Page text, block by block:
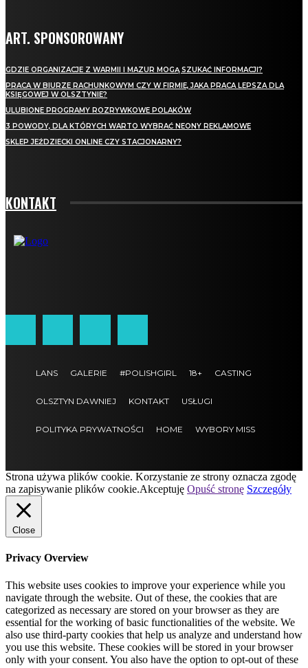
ART. SPONSOROWANY
GDZIE ORGANIZACJE Z WARMII I MAZUR MOGĄ SZUKAĆ INFORMACJI?
PRACA W BIURZE RACHUNKOWYM CZY W FIRMIE, JAKA PRACA LEPSZA DLA
KSIĘGOWEJ W OLSZTYNIE?
ULUBIONE PROGRAMY ROZRYWKOWE POLAKÓW
3 POWODY, DLA KTÓRYCH WARTO WYBRAĆ NEONY REKLAMOWE
SKLEP JEŹDZIECKI ONLINE CZY STACJONARNY?
KONTAKT
LANS GALERIE #POLISHGIRL 18+ CASTING
OLSZTYN DAWNIEJ KONTAKT USŁUGI
POLITYKA PRYWATNOŚCI HOME WYBORY MISS
Strona używa plików cookie. Korzystanie ze strony oznacza zgodę
na zapisywanie plików cookie.Akceptuję Opuść stronę Szczegóły
Close
Privacy Overview
This website uses cookies to improve your experience while you
navigate through the website. Out of these, the cookies that are
categorized as necessary are stored on your browser as they are
essential for the working of basic functionalities of the website. We
also use third-party cookies that help us analyze and understand how
you use this website. These cookies will be stored in your browser
only with your consent. You also have the option to opt-out of these